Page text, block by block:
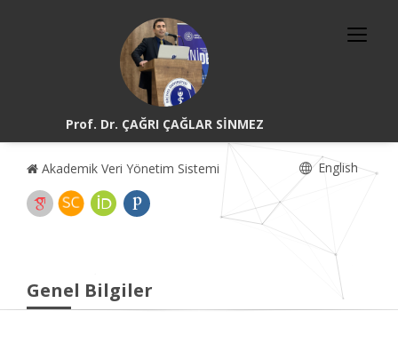
Prof. Dr. ÇAĞRI ÇAĞLAR SİNMEZ
Akademik Veri Yönetim Sistemi English
Genel Bilgiler